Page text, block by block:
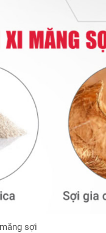
sợi